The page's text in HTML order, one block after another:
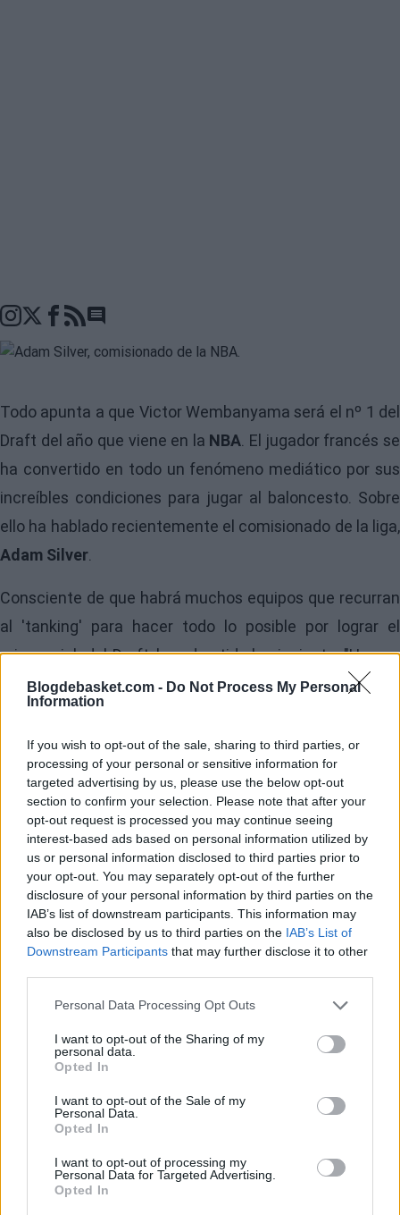
Blogdebasket.com - Do Not Process My Personal
Information
If you wish to opt-out of the sale, sharing to third parties, or
processing of your personal or sensitive information for
targeted advertising by us, please use the below opt-out
section to confirm your selection. Please note that after your
opt-out request is processed you may continue seeing
interest-based ads based on personal information utilized by
us or personal information disclosed to third parties prior to
your opt-out. You may separately opt-out of the further
disclosure of your personal information by third parties on the
IAB’s list of downstream participants. This information may
also be disclosed by us to third parties on the IAB’s List of
Downstream Participants that may further disclose it to other
Personal Data Processing Opt Outs
I want to opt-out of the Sharing of my
personal data.
Opted In
I want to opt-out of the Sale of my
Personal Data.
Opted In
I want to opt-out of processing my
Personal Data for Targeted Advertising.
Opted In
Go to comments seciton
Todo apunta a que Victor Wembanyama será el nº 1 del
Draft del año que viene en la NBA. El jugador francés se
ha convertido en todo un fenómeno mediático por sus
increíbles condiciones para jugar al baloncesto. Sobre
ello ha hablado recientemente el comisionado de la liga,
Adam Silver.
Consciente de que habrá muchos equipos que recurran
al 'tanking' para hacer todo lo posible por lograr el
primer pick del Draft, ha advertido lo siguiente: "Hemos
avisado a los equipos. Vamos a estar especialmente
atentos a esta situación este curso".